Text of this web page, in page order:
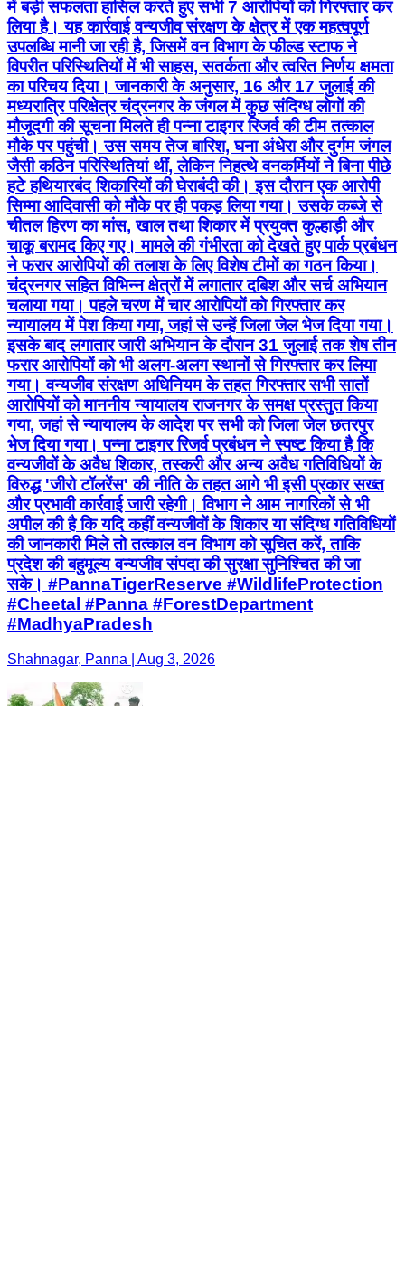
में बड़ी सफलता हासिल करते हुए सभी 7 आरोपियों को गिरफ्तार कर
लिया है। यह कार्रवाई वन्यजीव संरक्षण के क्षेत्र में एक महत्वपूर्ण
उपलब्धि मानी जा रही है, जिसमें वन विभाग के फील्ड स्टाफ ने
विपरीत परिस्थितियों में भी साहस, सतर्कता और त्वरित निर्णय क्षमता
का परिचय दिया। जानकारी के अनुसार, 16 और 17 जुलाई की
मध्यरात्रि परिक्षेत्र चंद्रनगर के जंगल में कुछ संदिग्ध लोगों की
मौजूदगी की सूचना मिलते ही पन्ना टाइगर रिजर्व की टीम तत्काल
मौके पर पहुंची। उस समय तेज बारिश, घना अंधेरा और दुर्गम जंगल
जैसी कठिन परिस्थितियां थीं, लेकिन निहत्थे वनकर्मियों ने बिना पीछे
हटे हथियारबंद शिकारियों की घेराबंदी की। इस दौरान एक आरोपी
सिम्मा आदिवासी को मौके पर ही पकड़ लिया गया। उसके कब्जे से
चीतल हिरण का मांस, खाल तथा शिकार में प्रयुक्त कुल्हाड़ी और
चाकू बरामद किए गए। मामले की गंभीरता को देखते हुए पार्क प्रबंधन
ने फरार आरोपियों की तलाश के लिए विशेष टीमों का गठन किया।
चंद्रनगर सहित विभिन्न क्षेत्रों में लगातार दबिश और सर्च अभियान
चलाया गया। पहले चरण में चार आरोपियों को गिरफ्तार कर
न्यायालय में पेश किया गया, जहां से उन्हें जिला जेल भेज दिया गया।
इसके बाद लगातार जारी अभियान के दौरान 31 जुलाई तक शेष तीन
फरार आरोपियों को भी अलग-अलग स्थानों से गिरफ्तार कर लिया
गया। वन्यजीव संरक्षण अधिनियम के तहत गिरफ्तार सभी सातों
आरोपियों को माननीय न्यायालय राजनगर के समक्ष प्रस्तुत किया
गया, जहां से न्यायालय के आदेश पर सभी को जिला जेल छतरपुर
भेज दिया गया। पन्ना टाइगर रिजर्व प्रबंधन ने स्पष्ट किया है कि
वन्यजीवों के अवैध शिकार, तस्करी और अन्य अवैध गतिविधियों के
विरुद्ध 'जीरो टॉलरेंस' की नीति के तहत आगे भी इसी प्रकार सख्त
और प्रभावी कार्रवाई जारी रहेगी। विभाग ने आम नागरिकों से भी
अपील की है कि यदि कहीं वन्यजीवों के शिकार या संदिग्ध गतिविधियों
की जानकारी मिले तो तत्काल वन विभाग को सूचित करें, ताकि
प्रदेश की बहुमूल्य वन्यजीव संपदा की सुरक्षा सुनिश्चित की जा
सके। #PannaTigerReserve #WildlifeProtection
#Cheetal #Panna #ForestDepartment
#MadhyaPradesh
Shahnagar, Panna | Aug 3, 2026